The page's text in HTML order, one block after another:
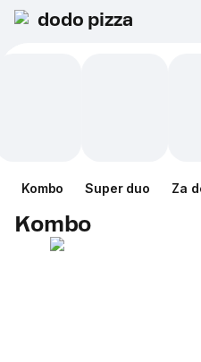
dodo pizza
Kombo Super duo Za
Kombo